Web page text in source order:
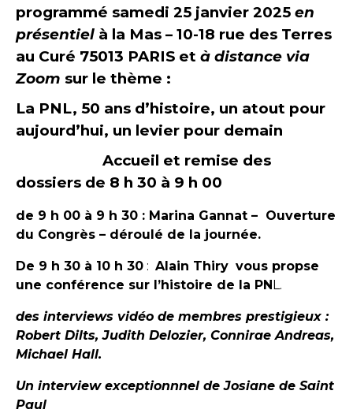
programmé samedi 25 janvier 2025 en
présentiel à la Mas – 10-18 rue des Terres
au Curé 75013 PARIS et à distance via
Zoom sur le thème :
La PNL, 50 ans d’histoire, un atout pour
aujourd’hui, un levier pour demain
Accueil et remise des
dossiers de 8 h 30 à 9 h 00
de 9 h 00 à 9 h 30 : Marina Gannat – Ouverture
du Congrès – déroulé de la journée.
De 9 h 30 à 10 h 30 : Alain Thiry vous propse
une conférence sur l’histoire de la PNL.
des interviews vidéo de membres prestigieux :
Robert Dilts, Judith Delozier, Connirae Andreas,
Michael Hall.
Un interview exceptionnnel de Josiane de Saint
Paul